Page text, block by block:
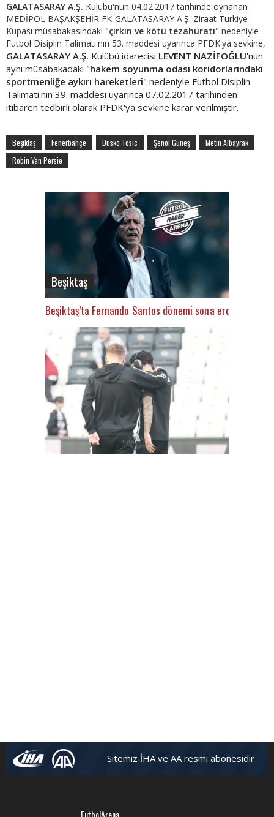
GALATASARAY A.Ş. Kulübü'nün 04.02.2017 tarihinde oynanan
MEDİPOL BAŞAKŞEHİR FK-GALATASARAY A.Ş. Ziraat Türkiye
Kupası müsabakasındaki "çirkin ve kötü tezahüratı" nedeniyle
Futbol Disiplin Talimatı'nın 53. maddesi uyarınca PFDK'ya sevkine,
GALATASARAY A.Ş. Kulübü idarecisi LEVENT NAZİFOĞLU'nun
aynı müsabakadaki "hakem soyunma odası koridorlarındaki
sportmenliğe aykırı hareketleri" nedeniyle Futbol Disiplin
Talimatı'nın 39. maddesi uyarınca 07.02.2017 tarihinden
itibaren tedbirli olarak PFDK'ya sevkine karar verilmiştir.
Beşiktaş Fenerbahçe Dusko Tosic Şenol Güneş
Metin Albayrak
Robin Van Persie
Beşiktaş
Beşiktaş’ta Fernando Santos dönemi sona erdi
Sitemiz İHA ve AA resmi abonesidir